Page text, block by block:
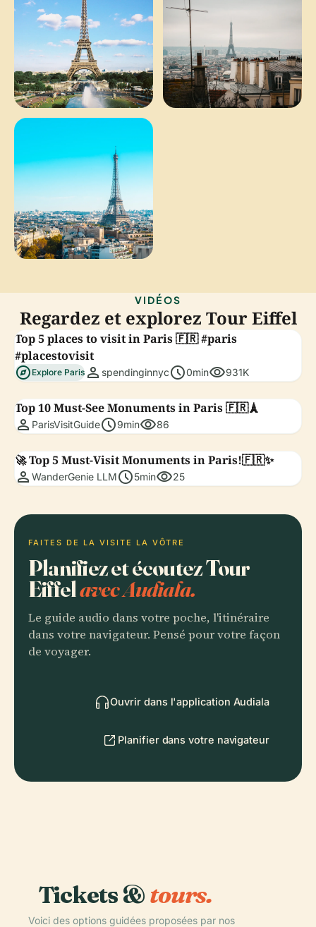
VIDÉOS
Regardez et explorez Tour Eiffel
Top 5 places to visit in Paris 🇫🇷 #paris
#placestovisit
explore Explore Paris person spendinginnycschedule0minvisibility931K
Top 10 Must-See Monuments in Paris 🇫🇷🗼
person ParisVisitGuideschedule9minvisibility86
🚀 Top 5 Must-Visit Monuments in Paris!🇫🇷✨
person WanderGenie LLMschedule5minvisibility25
FAITES DE LA VISITE LA VÔTRE
Planifiez et écoutez Tour
Eiffelavec Audiala.
Le guide audio dans votre poche, l'itinéraire
dans votre navigateur. Pensé pour votre façon
de voyager.
Ouvrir dans l'application Audiala
Planifier dans votre navigateur
Tickets &tours.
Voici des options guidées proposées par nos